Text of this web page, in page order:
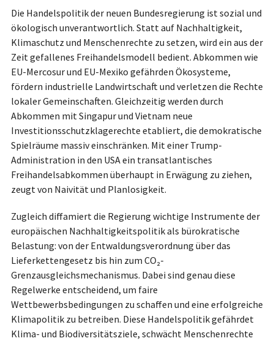
Die Handelspolitik der neuen Bundesregierung ist sozial und
ökologisch unverantwortlich. Statt auf Nachhaltigkeit,
Klimaschutz und Menschenrechte zu setzen, wird ein aus der
Zeit gefallenes Freihandelsmodell bedient. Abkommen wie
EU-Mercosur und EU-Mexiko gefährden Ökosysteme,
fördern industrielle Landwirtschaft und verletzen die Rechte
lokaler Gemeinschaften. Gleichzeitig werden durch
Abkommen mit Singapur und Vietnam neue
Investitionsschutzklagerechte etabliert, die demokratische
Spielräume massiv einschränken. Mit einer Trump-
Administration in den USA ein transatlantisches
Freihandelsabkommen überhaupt in Erwägung zu ziehen,
zeugt von Naivität und Planlosigkeit.
Zugleich diffamiert die Regierung wichtige Instrumente der
europäischen Nachhaltigkeitspolitik als bürokratische
Belastung: von der Entwaldungsverordnung über das
Lieferkettengesetz bis hin zum CO₂-
Grenzausgleichsmechanismus. Dabei sind genau diese
Regelwerke entscheidend, um faire
Wettbewerbsbedingungen zu schaffen und eine erfolgreiche
Klimapolitik zu betreiben. Diese Handelspolitik gefährdet
Klima- und Biodiversitätsziele, schwächt Menschenrechte